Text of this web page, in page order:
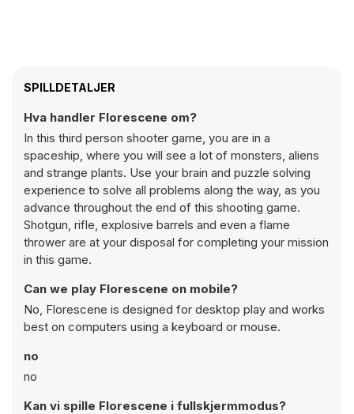
SPILLDETALJER
Hva handler Florescene om?
In this third person shooter game, you are in a
spaceship, where you will see a lot of monsters, aliens
and strange plants. Use your brain and puzzle solving
experience to solve all problems along the way, as you
advance throughout the end of this shooting game.
Shotgun, rifle, explosive barrels and even a flame
thrower are at your disposal for completing your mission
in this game.
Can we play Florescene on mobile?
No, Florescene is designed for desktop play and works
best on computers using a keyboard or mouse.
no
no
Kan vi spille Florescene i fullskjermmodus?